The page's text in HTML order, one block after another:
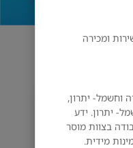
ומכירה
וחשמל- יתרון,
יתרון. ידע
בצוות מוסר
מידית.
ית